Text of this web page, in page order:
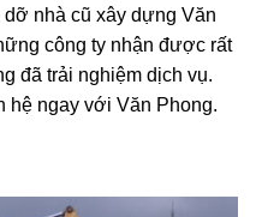
dỡ nhà cũ xây dựng Văn
công ty nhận được rất
đã trải nghiệm dịch vụ.
hệ ngay với Văn Phong.